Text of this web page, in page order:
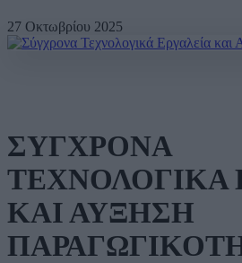
27 Οκτωβρίου 2025
ΣΥΓΧΡΟΝΑ
ΤΕΧΝΟΛΟΓΙΚΑ
ΚΑΙ ΑΥΞΗΣΗ